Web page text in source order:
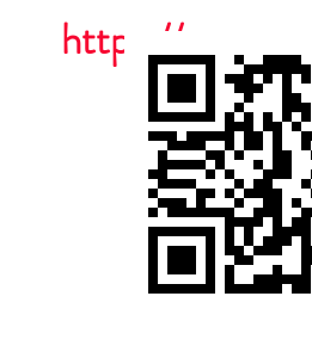
https://